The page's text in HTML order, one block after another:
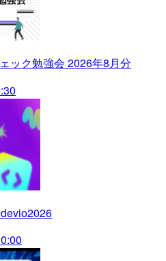
ック勉強会 2026年8月分